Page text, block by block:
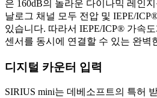
은 160dB의 놀라운 다이나믹 레인
날로그 채널 모두 전압 및 IEPE/
있습니다. 따라서 IEPE/ICP® 가속
센서를 동시에 연결할 수 있는 완벽
디지털 카운터 입력
SIRIUS mini는 데베소프트의 특허